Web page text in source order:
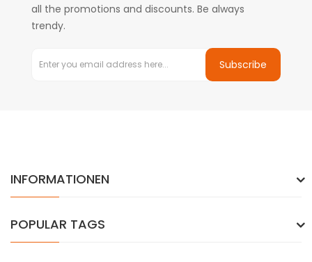
all the promotions and discounts. Be always
trendy.
Subscribe
INFORMATIONEN
POPULAR TAGS